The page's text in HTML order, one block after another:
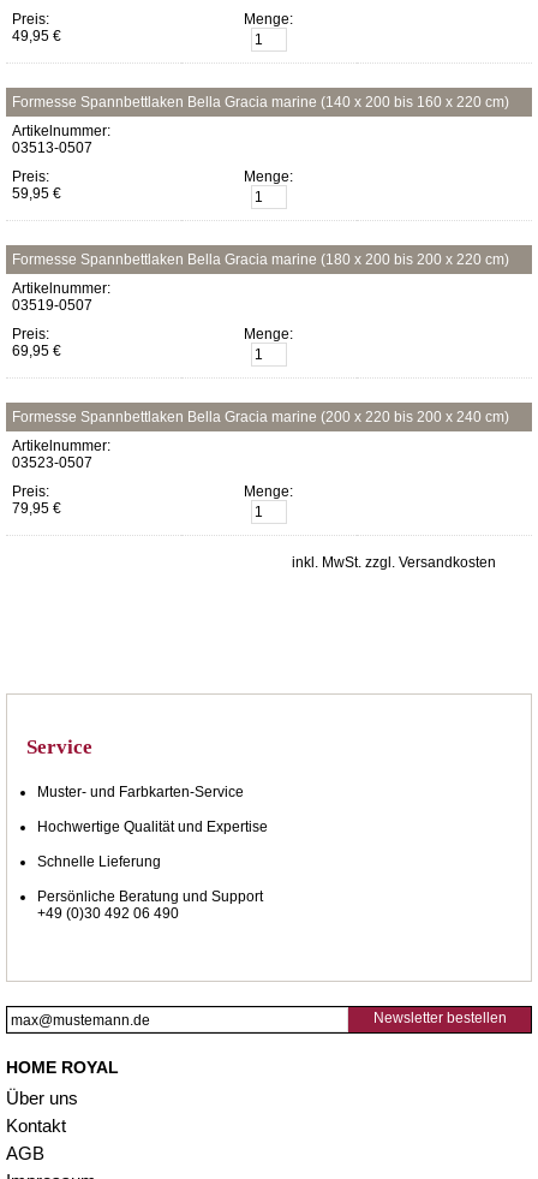
Preis:
49,95 €
Menge:
Formesse Spannbettlaken Bella Gracia marine (140 x 200 bis 160 x 220 cm)
Artikelnummer:
03513-0507
Preis:
59,95 €
Menge:
Formesse Spannbettlaken Bella Gracia marine (180 x 200 bis 200 x 220 cm)
Artikelnummer:
03519-0507
Preis:
69,95 €
Menge:
Formesse Spannbettlaken Bella Gracia marine (200 x 220 bis 200 x 240 cm)
Artikelnummer:
03523-0507
Preis:
79,95 €
Menge:
inkl. MwSt. zzgl. Versandkosten
Service
Muster- und Farbkarten-Service
Hochwertige Qualität und Expertise
Schnelle Lieferung
Persönliche Beratung und Support
+49 (0)30 492 06 490
Newsletter bestellen
HOME ROYAL
Über uns
Kontakt
AGB